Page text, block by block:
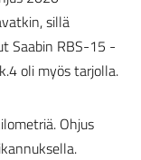
sillä
Saabin RBS-15 -
oli myös tarjolla.
Ohjus